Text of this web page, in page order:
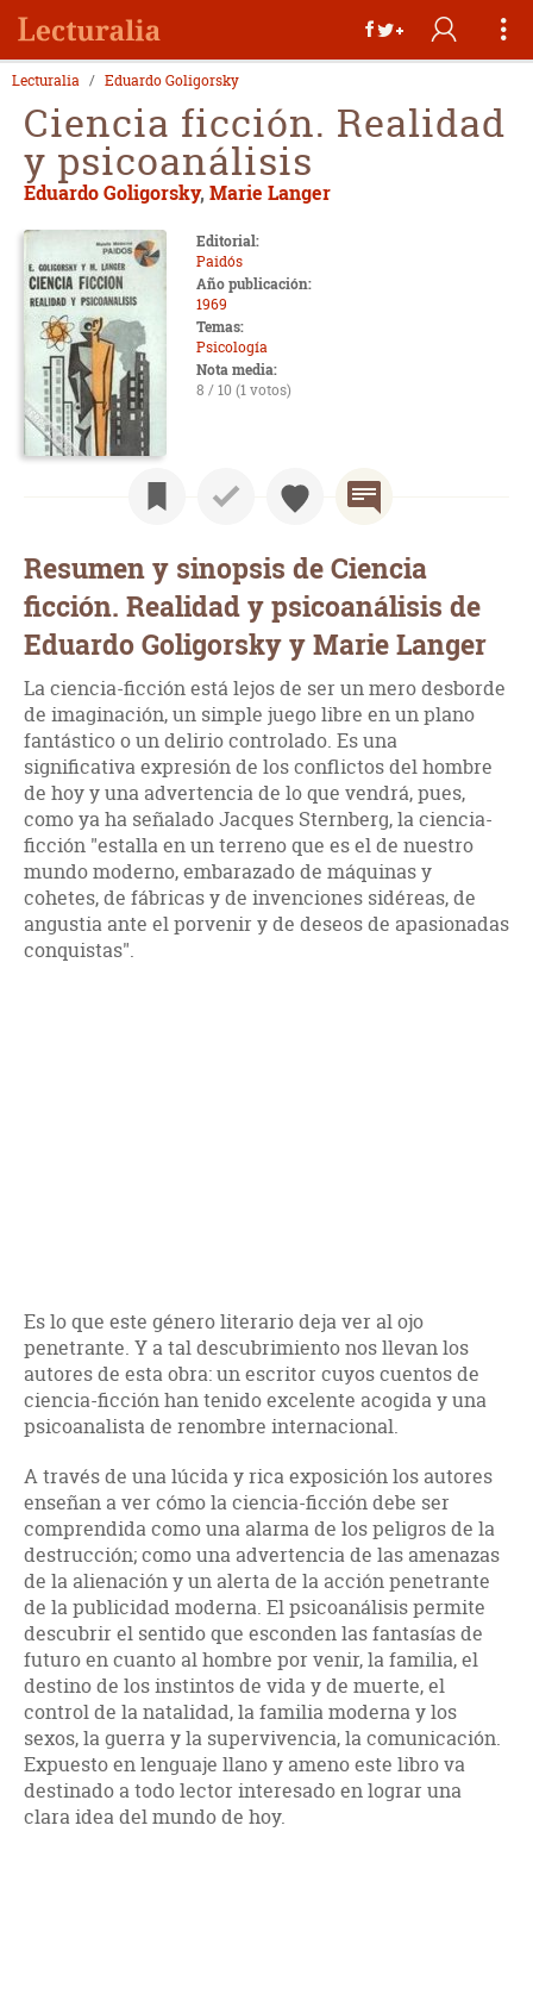
Lecturalia Eduardo Goligorsky
Ciencia ficción. Realidad
y psicoanálisis
Eduardo Goligorsky, Marie Langer
Editorial:
Paidós
Año publicación:
1969
Temas:
Psicología
Nota media:
8 / 10 (1 votos)
Resumen y sinopsis de Ciencia
ficción. Realidad y psicoanálisis de
Eduardo Goligorsky y Marie Langer
La ciencia-ficción está lejos de ser un mero desborde
de imaginación, un simple juego libre en un plano
fantástico o un delirio controlado. Es una
significativa expresión de los conflictos del hombre
de hoy y una advertencia de lo que vendrá, pues,
como ya ha señalado Jacques Sternberg, la ciencia-
ficción "estalla en un terreno que es el de nuestro
mundo moderno, embarazado de máquinas y
cohetes, de fábricas y de invenciones sidéreas, de
angustia ante el porvenir y de deseos de apasionadas
conquistas".
Es lo que este género literario deja ver al ojo
penetrante. Y a tal descubrimiento nos llevan los
autores de esta obra: un escritor cuyos cuentos de
ciencia-ficción han tenido excelente acogida y una
psicoanalista de renombre internacional.
A través de una lúcida y rica exposición los autores
enseñan a ver cómo la ciencia-ficción debe ser
comprendida como una alarma de los peligros de la
destrucción; como una advertencia de las amenazas
de la alienación y un alerta de la acción penetrante
de la publicidad moderna. El psicoanálisis permite
descubrir el sentido que esconden las fantasías de
futuro en cuanto al hombre por venir, la familia, el
destino de los instintos de vida y de muerte, el
control de la natalidad, la familia moderna y los
sexos, la guerra y la supervivencia, la comunicación.
Expuesto en lenguaje llano y ameno este libro va
destinado a todo lector interesado en lograr una
clara idea del mundo de hoy.